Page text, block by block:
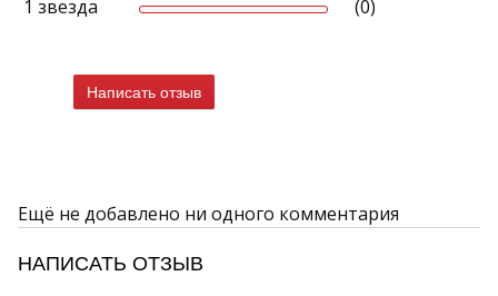
1 звезда (0)
Написать отзыв
Ещё не добавлено ни одного комментария
НАПИСАТЬ ОТЗЫВ